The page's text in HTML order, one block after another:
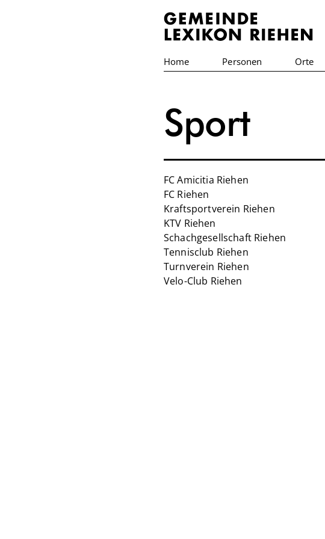
Home Personen Orte
Sport
FC Amicitia Riehen
FC Riehen
Kraftsportverein Riehen
KTV Riehen
Schachgesellschaft Riehen
Tennisclub Riehen
Turnverein Riehen
Velo-Club Riehen